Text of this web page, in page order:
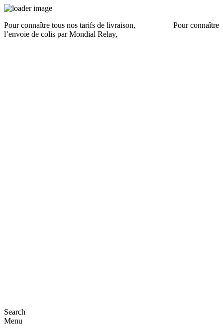
Pour connaître tous nos tarifs de livraison,
Pour connaître
l’envoie de colis par Mondial Relay,
Search
Menu